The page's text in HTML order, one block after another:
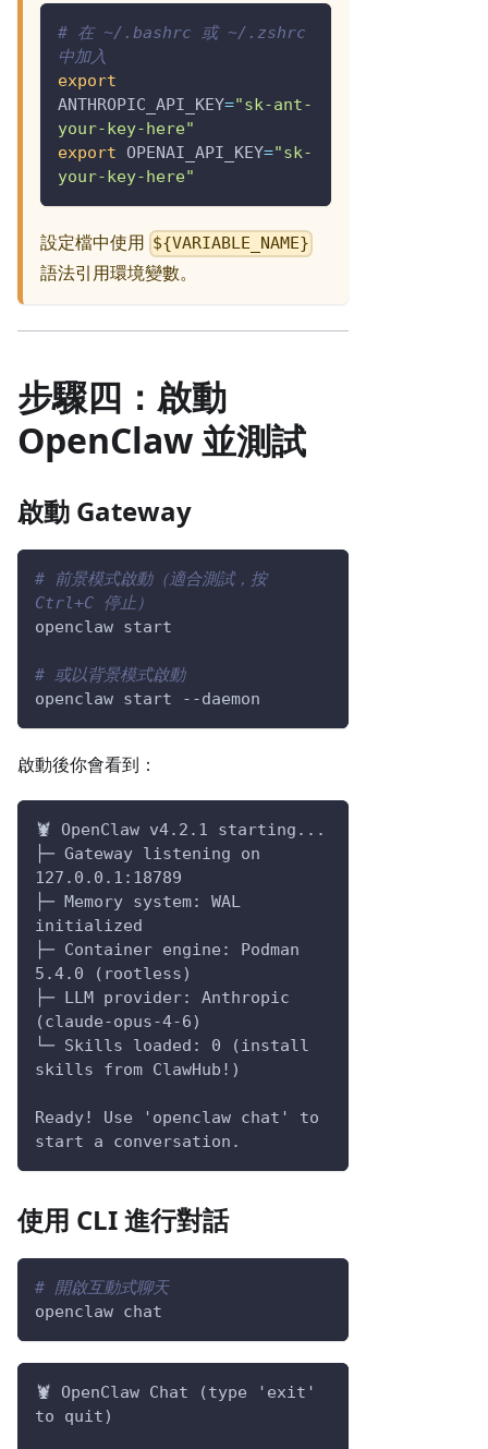
# 在 ~/.bashrc 或 ~/.zshrc
中加入
export
ANTHROPIC_API_KEY="sk-ant-
your-key-here"
export
OPENAI_API_KEY="sk-
your-key-here"
設定檔中使用 ${VARIABLE_NAME}
語法引用環境變數。
步驟四：啟動
OpenClaw 並測試
啟動 Gateway
# 前景模式啟動（適合測試，按
Ctrl+C 停止）
openclaw start
# 或以背景模式啟動
openclaw start
--daemon
啟動後你會看到：
🦞 OpenClaw v4.2.1 starting...
├─ Gateway listening on
127.0.0.1:18789
├─ Memory system: WAL
initialized
├─ Container engine: Podman
5.4.0 (rootless)
├─ LLM provider: Anthropic
(claude-opus-4-6)
└─ Skills loaded: 0 (install
skills from ClawHub!)
Ready! Use 'openclaw chat' to
start a conversation.
使用 CLI 進行對話
# 開啟互動式聊天
openclaw chat
🦞 OpenClaw Chat (type 'exit'
to quit)